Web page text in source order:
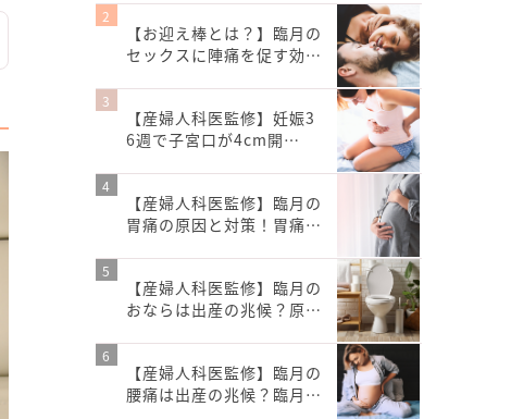
【お迎え棒とは？】臨月の
セックスに陣痛を促す効…
【産婦人科医監修】妊娠3
6週で子宮口が4cm開…
【産婦人科医監修】臨月の
胃痛の原因と対策！胃痛…
【産婦人科医監修】臨月の
おならは出産の兆候？原…
【産婦人科医監修】臨月の
腰痛は出産の兆候？臨月…